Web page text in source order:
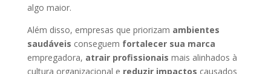
algo maior.
Além disso, empresas que priorizam ambientes
saudáveis conseguem fortalecer sua marca
empregadora, atrair profissionais mais alinhados à
cultura organizacional e reduzir impactos causados